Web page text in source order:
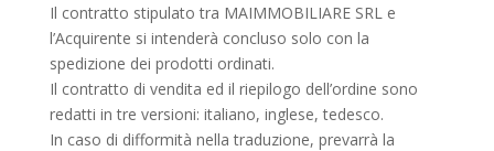
Il contratto stipulato tra MAIMMOBILIARE SRL e
l’Acquirente si intenderà concluso solo con la
spedizione dei prodotti ordinati.
Il contratto di vendita ed il riepilogo dell’ordine sono
redatti in tre versioni: italiano, inglese, tedesco.
In caso di difformità nella traduzione, prevarrà la